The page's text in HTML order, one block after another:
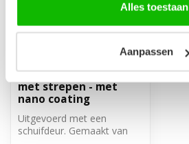
Alles toestaan
Aanpassen
100 x 190 cm - zwart -
met strepen - met
nano coating
Uitgevoerd met een
schuifdeur. Gemaakt van